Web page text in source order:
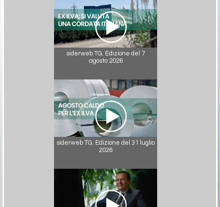
siderweb TG. Edizione del 7
agosto 2026
siderweb TG. Edizione del 31 luglio
2026